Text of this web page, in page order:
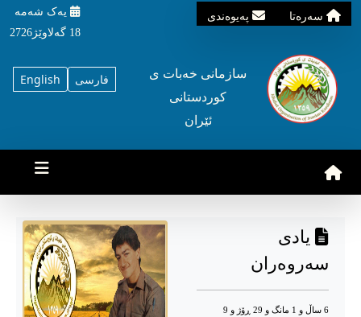
سه‌ره‌تا په‌یوه‌ندی
یه‌ک شه‌مه‌
18 گه‌لاوێژ2726
English فارسی
سازمانی خه‌بات ی
کوردستانی
ئێران
یادی
سەروەران
6 ساڵ و 1 مانگ و 29 ڕۆژ و 9